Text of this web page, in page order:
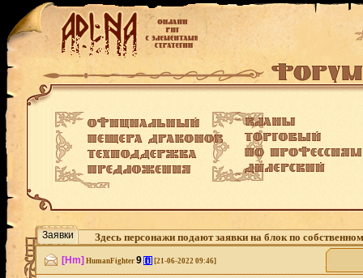
Заявки Здесь персонажи подают заявки на блок по
[Hm] HumanFighter 9 [i] [21-06-2022 09:46]